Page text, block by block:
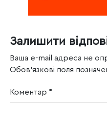
Залишити
Ваша e-mail адреса не
Обов’язкові поля
Коментар *